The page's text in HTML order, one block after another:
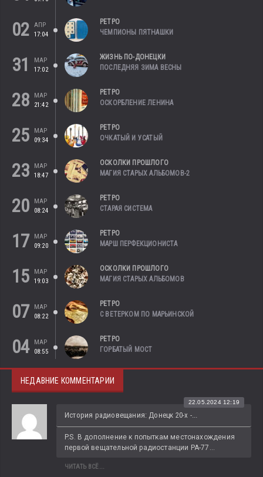
02
АПР
17:04
РЕТРО
ЧЕМПИОНЫ ПЯТНАШКИ
31
МАР
17:02
ЖИЗНЬ ПО-ДОНЕЦКИ
ПОСЛЕДНЯЯ ЗИМА ВЕСНЫ
28
МАР
21:42
РЕТРО
ОСКОРБЛЕНИЕ ЛЕНИНА
25
МАР
09:34
РЕТРО
ОЧКАТЫЙ И УСАТЫЙ
23
МАР
18:47
ОСКОЛКИ ПРОШЛОГО
МАГИЯ СТАРЫХ АЛЬБОМОВ-2
20
МАР
08:24
РЕТРО
СТАРАЯ СИСТЕМА
17
МАР
09:20
РЕТРО
МАРШ ПЕРФЕКЦИОНИСТА
15
МАР
19:03
ОСКОЛКИ ПРОШЛОГО
МАГИЯ СТАРЫХ АЛЬБОМОВ
07
МАР
08:22
РЕТРО
С ВЕТЕРКОМ ПО МАРЬИНСКОЙ
04
МАР
08:55
РЕТРО
ГОРБАТЫЙ МОСТ
НЕДАВНИЕ КОММЕНТАРИИ
История радиовещания: Донецк 20-х -...
22.05.2024 12:19
P.S. В дополнение к попыткам местонахождения
первой вещательной радиостанции РА-77...
ЧИТАТЬ ВСЁ...